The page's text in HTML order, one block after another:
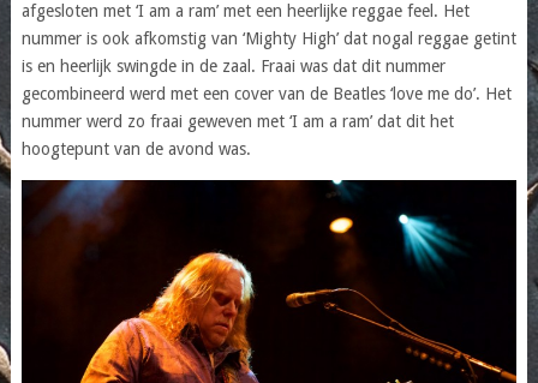
afgesloten met ‘I am a ram’ met een heerlijke reggae feel. Het
nummer is ook afkomstig van ‘Mighty High’ dat nogal reggae getint
is en heerlijk swingde in de zaal. Fraai was dat dit nummer
gecombineerd werd met een cover van de Beatles ‘love me do’. Het
nummer werd zo fraai geweven met ‘I am a ram’ dat dit het
hoogtepunt van de avond was.